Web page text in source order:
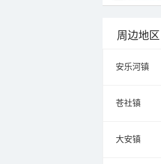
周边地区
安乐河镇
苍社镇
大安镇